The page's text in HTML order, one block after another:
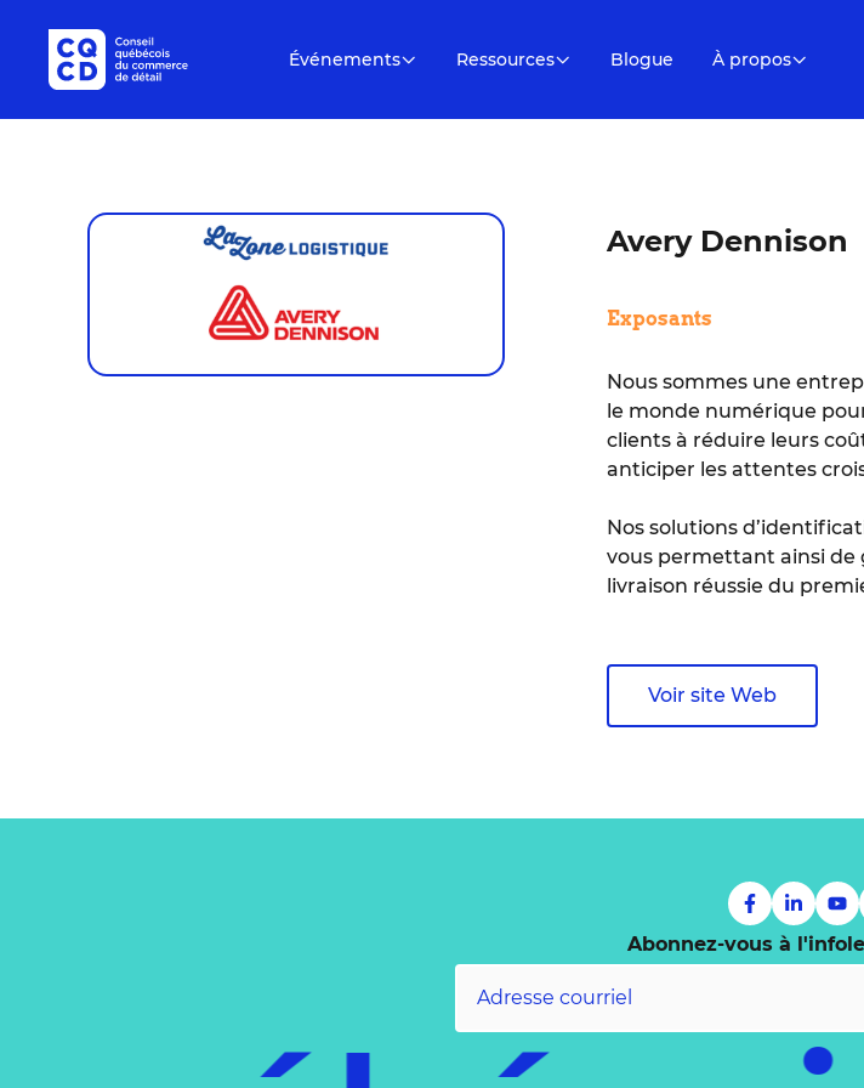
Événements Ressources Blogue À propos
Avery Dennison
Exposants
Nous sommes une
le monde numérique
clients à réduire leurs
anticiper les attentes
Nos solutions
vous permettant ainsi de
livraison réussie du
Voir site Web
Abonnez-vous à